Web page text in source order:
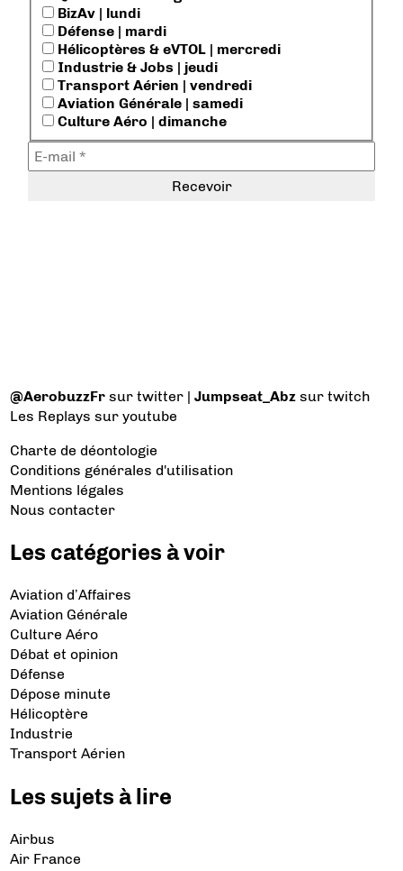
BizAv | lundi
Défense | mardi
Hélicoptères & eVTOL | mercredi
Industrie & Jobs | jeudi
Transport Aérien | vendredi
Aviation Générale | samedi
Culture Aéro | dimanche
@AerobuzzFr sur twitter |Jumpseat_Abz sur twitch
Les Replays sur youtube
Charte de déontologie
Conditions générales d'utilisation
Mentions légales
Nous contacter
Les catégories à voir
Aviation d’Affaires
Aviation Générale
Culture Aéro
Débat et opinion
Défense
Dépose minute
Hélicoptère
Industrie
Transport Aérien
Les sujets à lire
Airbus
Air France